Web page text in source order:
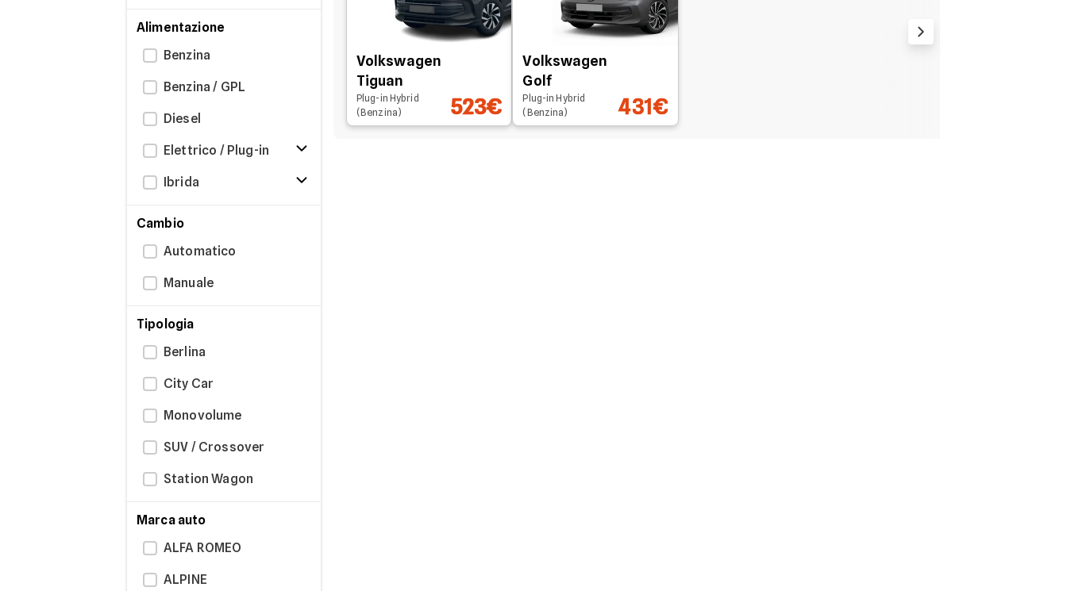
Alimentazione
Benzina
Benzina / GPL
Diesel
Elettrico / Plug-in
Ibrida
Cambio
Automatico
Manuale
Tipologia
Berlina
City Car
Monovolume
SUV / Crossover
Station Wagon
Marca auto
ALFA ROMEO
ALPINE
Volkswagen
Tiguan
Plug-in Hybrid
(Benzina)
523€
Volkswagen
Golf
Plug-in Hybrid
(Benzina)
431€